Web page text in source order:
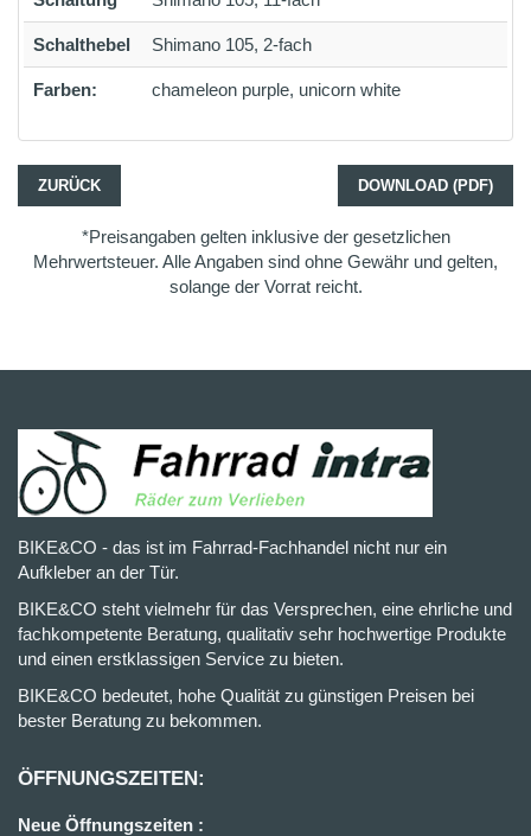
Schalthebel Shimano 105, 2-fach
Farben: chameleon purple, unicorn white
ZURÜCK DOWNLOAD (PDF)
*Preisangaben gelten inklusive der gesetzlichen
Mehrwertsteuer. Alle Angaben sind ohne Gewähr und gelten,
solange der Vorrat reicht.
BIKE&CO - das ist im Fahrrad-Fachhandel nicht nur ein
Aufkleber an der Tür.
BIKE&CO steht vielmehr für das Versprechen, eine ehrliche und
fachkompetente Beratung, qualitativ sehr hochwertige Produkte
und einen erstklassigen Service zu bieten.
BIKE&CO bedeutet, hohe Qualität zu günstigen Preisen bei
bester Beratung zu bekommen.
ÖFFNUNGSZEITEN:
Neue Öffnungszeiten :